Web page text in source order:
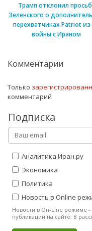
Трамп отклонил
Зеленского о
перехватчиках Patriot
войны с Ираном
Комментарии
Только
комментарий
Подписка
Аналитика Иран.ру
Экономика
Политика
Новость в Online
Новости в On-Line режиме -
публикации на сайте. В